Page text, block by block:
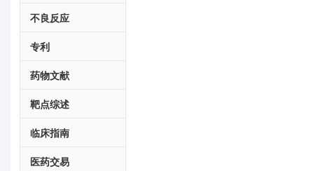
不良反应
专利
药物文献
靶点综述
临床指南
医药交易